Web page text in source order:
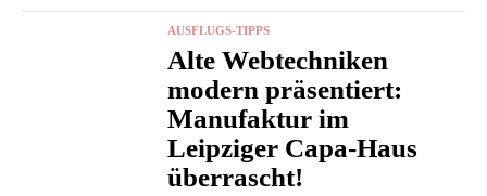
AUSFLUGS-TIPPS
Alte Webtechniken
modern präsentiert:
Manufaktur im
Leipziger Capa-Haus
überrascht!